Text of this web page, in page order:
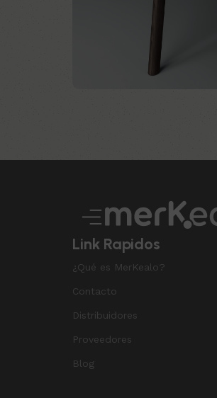
Link Rapidos
¿Qué es MerKealo?
Contacto
Distribuidores
Proveedores
Blog